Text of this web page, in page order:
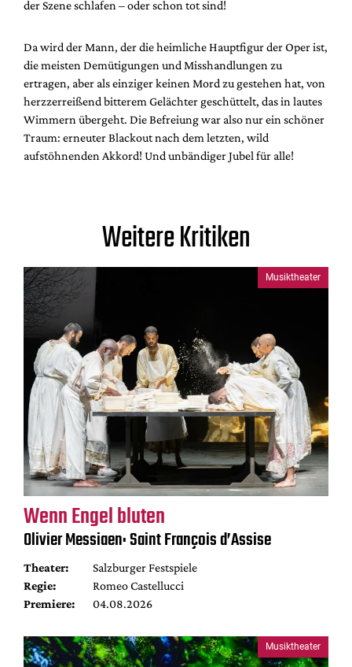
der Szene schlafen – oder schon tot sind!
Da wird der Mann, der die heimliche Hauptfigur der Oper ist,
die meisten Demütigungen und Misshandlungen zu
ertragen, aber als einziger keinen Mord zu gestehen hat, von
herzzerreißend bitterem Gelächter geschüttelt, das in lautes
Wimmern übergeht. Die Befreiung war also nur ein schöner
Traum: erneuter Blackout nach dem letzten, wild
aufstöhnenden Akkord! Und unbändiger Jubel für alle!
Weitere Kritiken
Musiktheater
Wenn Engel bluten
Olivier Messiaen: Saint François d’Assise
Theater:
Salzburger Festspiele
Regie:
Romeo Castellucci
Premiere:
04.08.2026
Musiktheater